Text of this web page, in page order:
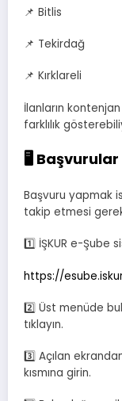
📌 Bitlis
📌 Tekirdağ
📌 Kırklareli
İlanların
farklılık
🖥️ Başvurular
Başvuru yapmak
takip etmesi
1️⃣ İŞKUR e-Şube
https://
2️⃣ Üst menüde
tıklayın.
3️⃣ Açılan
kısmına girin.